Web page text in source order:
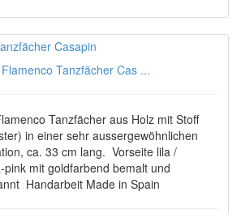
Flamenco Tanzfächer Cas ...
Tanzfächer aus Holz mit Stoff
in einer sehr aussergewöhnlichen
ca. 33 cm lang. Vorseite lila /
pink mit goldfarbend bemalt und
Handarbeit Made in Spain